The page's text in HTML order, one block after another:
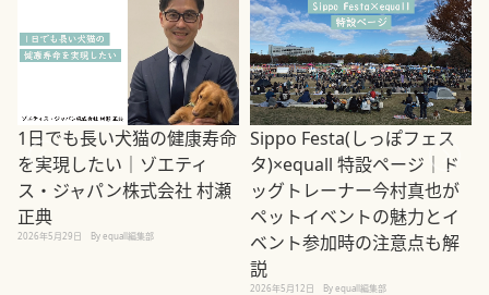
1日でも長い犬猫の健康寿命
を実現したい｜ゾエティ
ス・ジャパン株式会社 村瀬
正典
2026年5月29日 By equall編集部
Sippo Festa(しっぽフェス
タ)×equall 特設ページ｜ド
ッグトレーナー今村真也が
ペットイベントの魅力とイ
ベント参加時の注意点も解
説
2026年5月12日 By equall編集部